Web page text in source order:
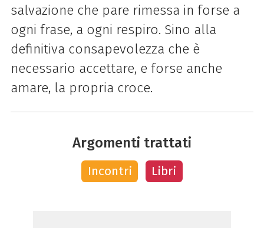
salvazione che pare rimessa in forse a
ogni frase, a ogni respiro. Sino alla
definitiva consapevolezza che è
necessario accettare, e forse anche
amare, la propria croce.
Argomenti trattati
Incontri Libri